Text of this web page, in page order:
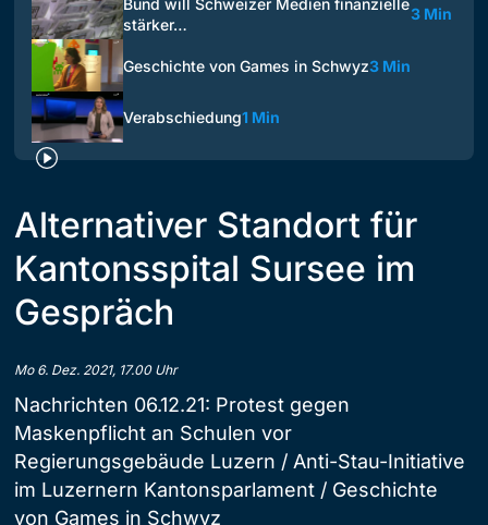
stärker…
3 Min
Geschichte von Games in Schwyz3 Min
Verabschiedung1 Min
Alternativer Standort für
Kantonsspital Sursee im
Gespräch
Mo 6. Dez. 2021, 17.00 Uhr
Nachrichten 06.12.21: Protest gegen
Maskenpflicht an Schulen vor
Regierungsgebäude Luzern / Anti-Stau-Initiative
im Luzernern Kantonsparlament / Geschichte
von Games in Schwyz